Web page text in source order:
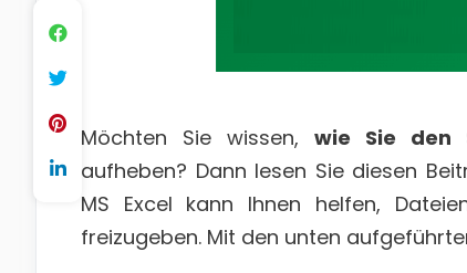
Möchten Sie wissen, wie Sie den
aufheben? Dann lesen Sie diesen
MS Excel kann Ihnen helfen,
freizugeben. Mit den unten